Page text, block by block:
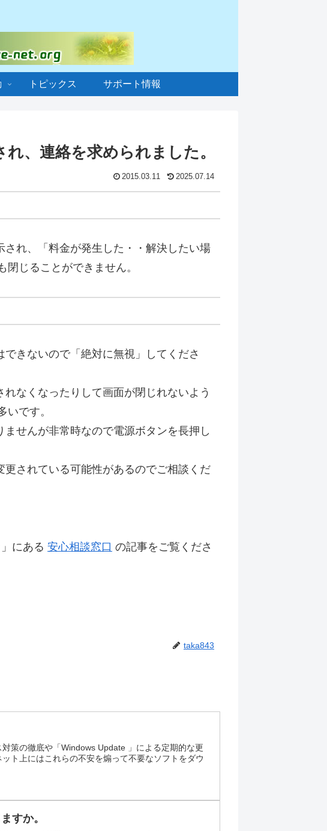
トピックス サポート情報
、連絡を求められました。
2015.03.11 2025.07.14
れ、「料金が発生した・・解決したい場
じることができません。
きないので「絶対に無視」してくださ
なくなったりして画面が閉じれないよう
です。
せんが非常時なので電源ボタンを長押し
されている可能性があるのでご相談くだ
にある 安心相談窓口 の記事をご覧くださ
taka843
策の徹底や「Windows Update 」による定期的な更
ト上にはこれらの不安を煽って不要なソフトをダウ
すか。